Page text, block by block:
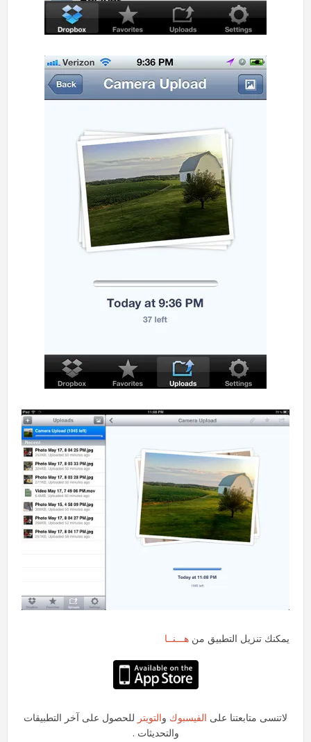
يمكنك تنزيل التطبيق منهـــنــا
لاتنسى متابعتنا على الفيسبوك والتويتر للحصول على آخر التطبيقات
والتحديثات .